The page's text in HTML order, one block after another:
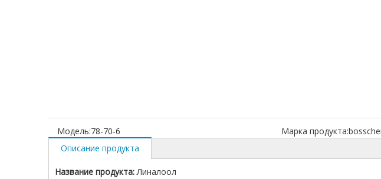
Модель:78-70-6 Марка продукта:
Описание продукта
Название продукта:Линалоол